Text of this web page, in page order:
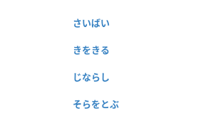
さいばい
きをきる
じならし
そらをとぶ